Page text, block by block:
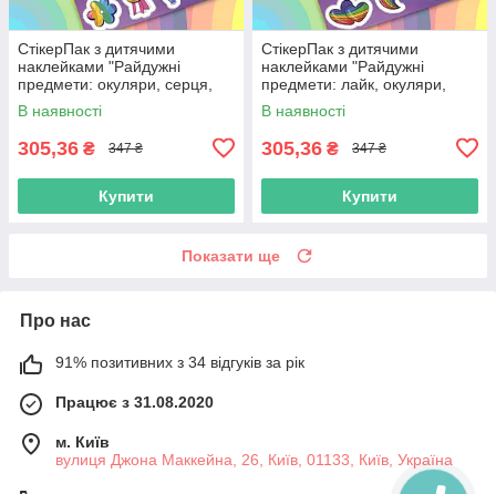
СтікерПак з дитячими
наклейками "Райдужні
предмети: окуляри, серця,
зірка, чашка, прапор, квітка"
В наявності
305,36 ₴ 347 ₴
Купити
СтікерПак з дитячими
наклейками "Райдужні
предмети: лайк, окуляри,
серце, веселка, квітка,
блискавка"
В наявності
305,36 ₴ 347 ₴
Купити
Показати ще
Про нас
91% позитивних з 34 відгуків за рік
Працює з 31.08.2020
м. Київ
вулиця Джона Маккейна, 26, Київ, 01133, Київ, Україна